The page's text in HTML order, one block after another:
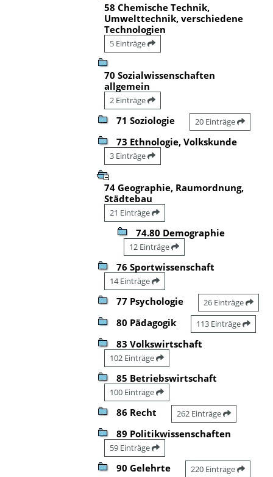
58 Chemische Technik,
Umwelttechnik, verschiedene
Technologien
5 Einträge
70 Sozialwissenschaften
allgemein
2 Einträge
71 Soziologie 20 Einträge
73 Ethnologie, Volkskunde
3 Einträge
74 Geographie, Raumordnung,
Städtebau
21 Einträge
74.80 Demographie
12 Einträge
76 Sportwissenschaft
14 Einträge
77 Psychologie 26 Einträge
80 Pädagogik 113 Einträge
83 Volkswirtschaft
102 Einträge
85 Betriebswirtschaft
100 Einträge
86 Recht 262 Einträge
89 Politikwissenschaften
59 Einträge
90 Gelehrte 220 Einträge